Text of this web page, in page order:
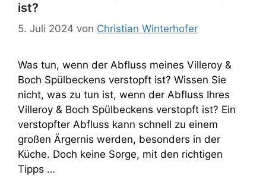
ist?
5. Juli 2024 von Christian Winterhofer
Was tun, wenn der Abfluss meines Villeroy &
Boch Spülbeckens verstopft ist? Wissen Sie
nicht, was zu tun ist, wenn der Abfluss Ihres
Villeroy & Boch Spülbeckens verstopft ist? Ein
verstopfter Abfluss kann schnell zu einem
großen Ärgernis werden, besonders in der
Küche. Doch keine Sorge, mit den richtigen
Tipps …